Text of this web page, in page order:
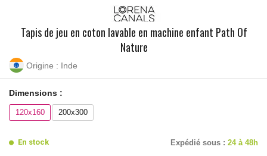
Tapis de jeu en coton lavable en machine enfant Path Of
Nature
Origine : Inde
Dimensions :
120x160 200x300
En stock Expédié sous : 24 à 48h